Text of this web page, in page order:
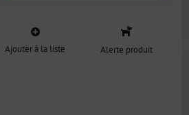
Ajouter à la liste Alerte produit